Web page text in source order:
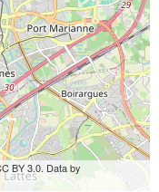
BY 3.0. Data by